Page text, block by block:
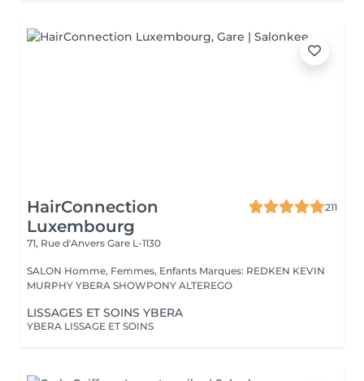
HairConnection
Luxembourg
211
71, Rue d'Anvers Gare L-1130
SALON Homme, Femmes, Enfants Marques: REDKEN KEVIN
MURPHY YBERA SHOWPONY ALTEREGO
LISSAGES ET SOINS YBERA
YBERA LISSAGE ET SOINS